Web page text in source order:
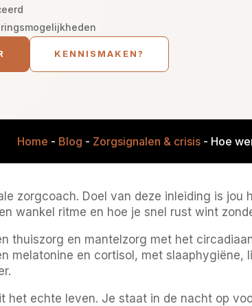
KENNISMAKEN?
Home - Blog - Zorgsignalen & crisis - Hoe
zorgcoach. Doel van deze inleiding is
wankel ritme en hoe je snel rust wint
thuiszorg en mantelzorg met het
melatonine en cortisol, met
het echte leven. Je staat in de nacht op